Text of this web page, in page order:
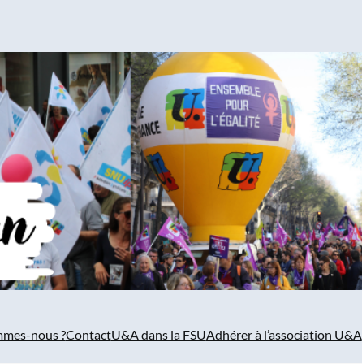
nous ?ContactU&A dans la FSUAdhérer à l’association U&A